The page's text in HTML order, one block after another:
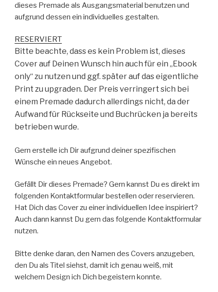
dieses Premade als Ausgangsmaterial benutzen und
aufgrund dessen ein individuelles gestalten.
RESERVIERT
Bitte beachte, dass es kein Problem ist, dieses
Cover auf Deinen Wunsch hin auch für ein „Ebook
only“ zu nutzen und ggf. später auf das eigentliche
Print zu upgraden. Der Preis verringert sich bei
einem Premade dadurch allerdings nicht, da der
Aufwand für Rückseite und Buchrücken ja bereits
betrieben wurde.
Gern erstelle ich Dir aufgrund deiner spezifischen
Wünsche ein neues Angebot.
Gefällt Dir dieses Premade? Gern kannst Du es direkt im
folgenden Kontaktformular bestellen oder reservieren.
Hat Dich das Cover zu einer individuellen Idee inspiriert?
Auch dann kannst Du gern das folgende Kontaktformular
nutzen.
Bitte denke daran, den Namen des Covers anzugeben,
den Du als Titel siehst, damit ich genau weiß, mit
welchem Design ich Dich begeistern konnte.